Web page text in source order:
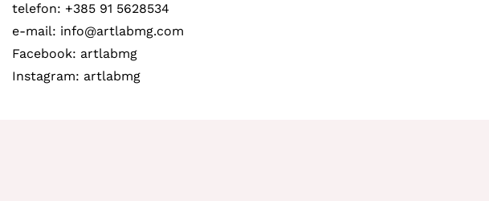
telefon: +385 91 5628534
e-mail: info@artlabmg.com
Facebook: artlabmg
Instagram: artlabmg